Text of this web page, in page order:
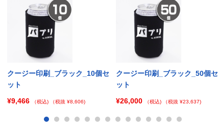
クージー印刷_ブラック_10個セ
ット
¥9,466
（税込) （税抜 ¥8,606)
クージー印刷_ブラック_50個セ
ット
¥26,000
（税込) （税抜 ¥23,637)